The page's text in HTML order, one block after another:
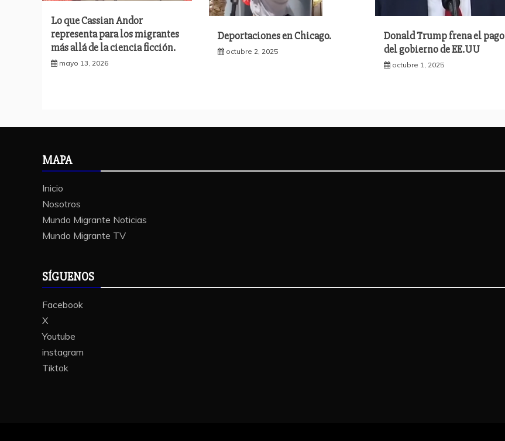
Lo que Cassian Andor
representa para los migrantes
más allá de la ciencia ficción.
mayo 13, 2026
Deportaciones en Chicago.
octubre 2, 2025
Donald Trump frena el pago
del gobierno de EE.UU
octubre 1, 2025
MAPA
Inicio
Nosotros
Mundo Migrante Noticias
Mundo Migrante TV
SÍGUENOS
Facebook
X
Youtube
instagram
Tiktok